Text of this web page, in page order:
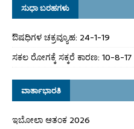
ಸುಧಾ ಬರಹಗಳು
ಔಷಧಿಗಳ ಚಕ್ರವ್ಯೂಹ: 24-1-19
ಸಕಲ ರೋಗಕ್ಕೆ ಸಕ್ಕರೆ ಕಾರಣ: 10-8-17
ವಾರ್ತಾಭಾರತಿ
ಇಬೋಲಾ ಆತಂಕ 2026